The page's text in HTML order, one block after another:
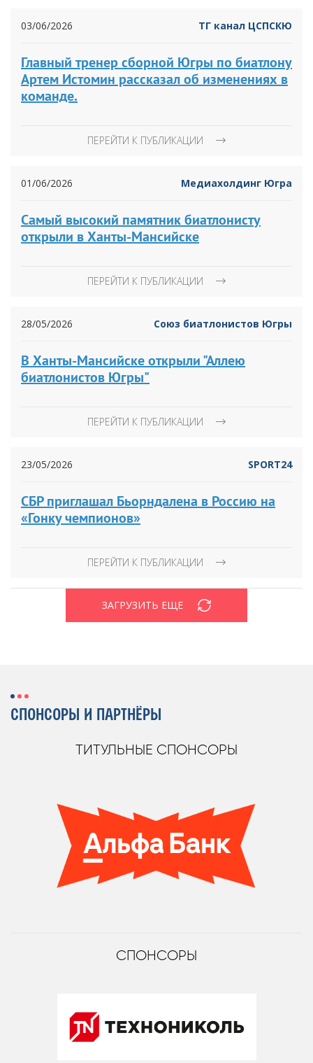
03/06/2026 ТГ канал ЦСПСКЮ
Главный тренер сборной Югры по биатлону
Артем Истомин рассказал об изменениях в
команде.
ПЕРЕЙТИ К ПУБЛИКАЦИИ
01/06/2026 Медиахолдинг Югра
Самый высокий памятник биатлонисту
открыли в Ханты-Мансийске
ПЕРЕЙТИ К ПУБЛИКАЦИИ
28/05/2026 Союз биатлонистов Югры
В Ханты-Мансийске открыли "Аллею
биатлонистов Югры"
ПЕРЕЙТИ К ПУБЛИКАЦИИ
23/05/2026 SPORT24
СБР приглашал Бьорндалена в Россию на
«Гонку чемпионов»
ПЕРЕЙТИ К ПУБЛИКАЦИИ
ЗАГРУЗИТЬ ЕЩЕ
СПОНСОРЫ И ПАРТНЁРЫ
ТИТУЛЬНЫЕ СПОНСОРЫ
СПОНСОРЫ